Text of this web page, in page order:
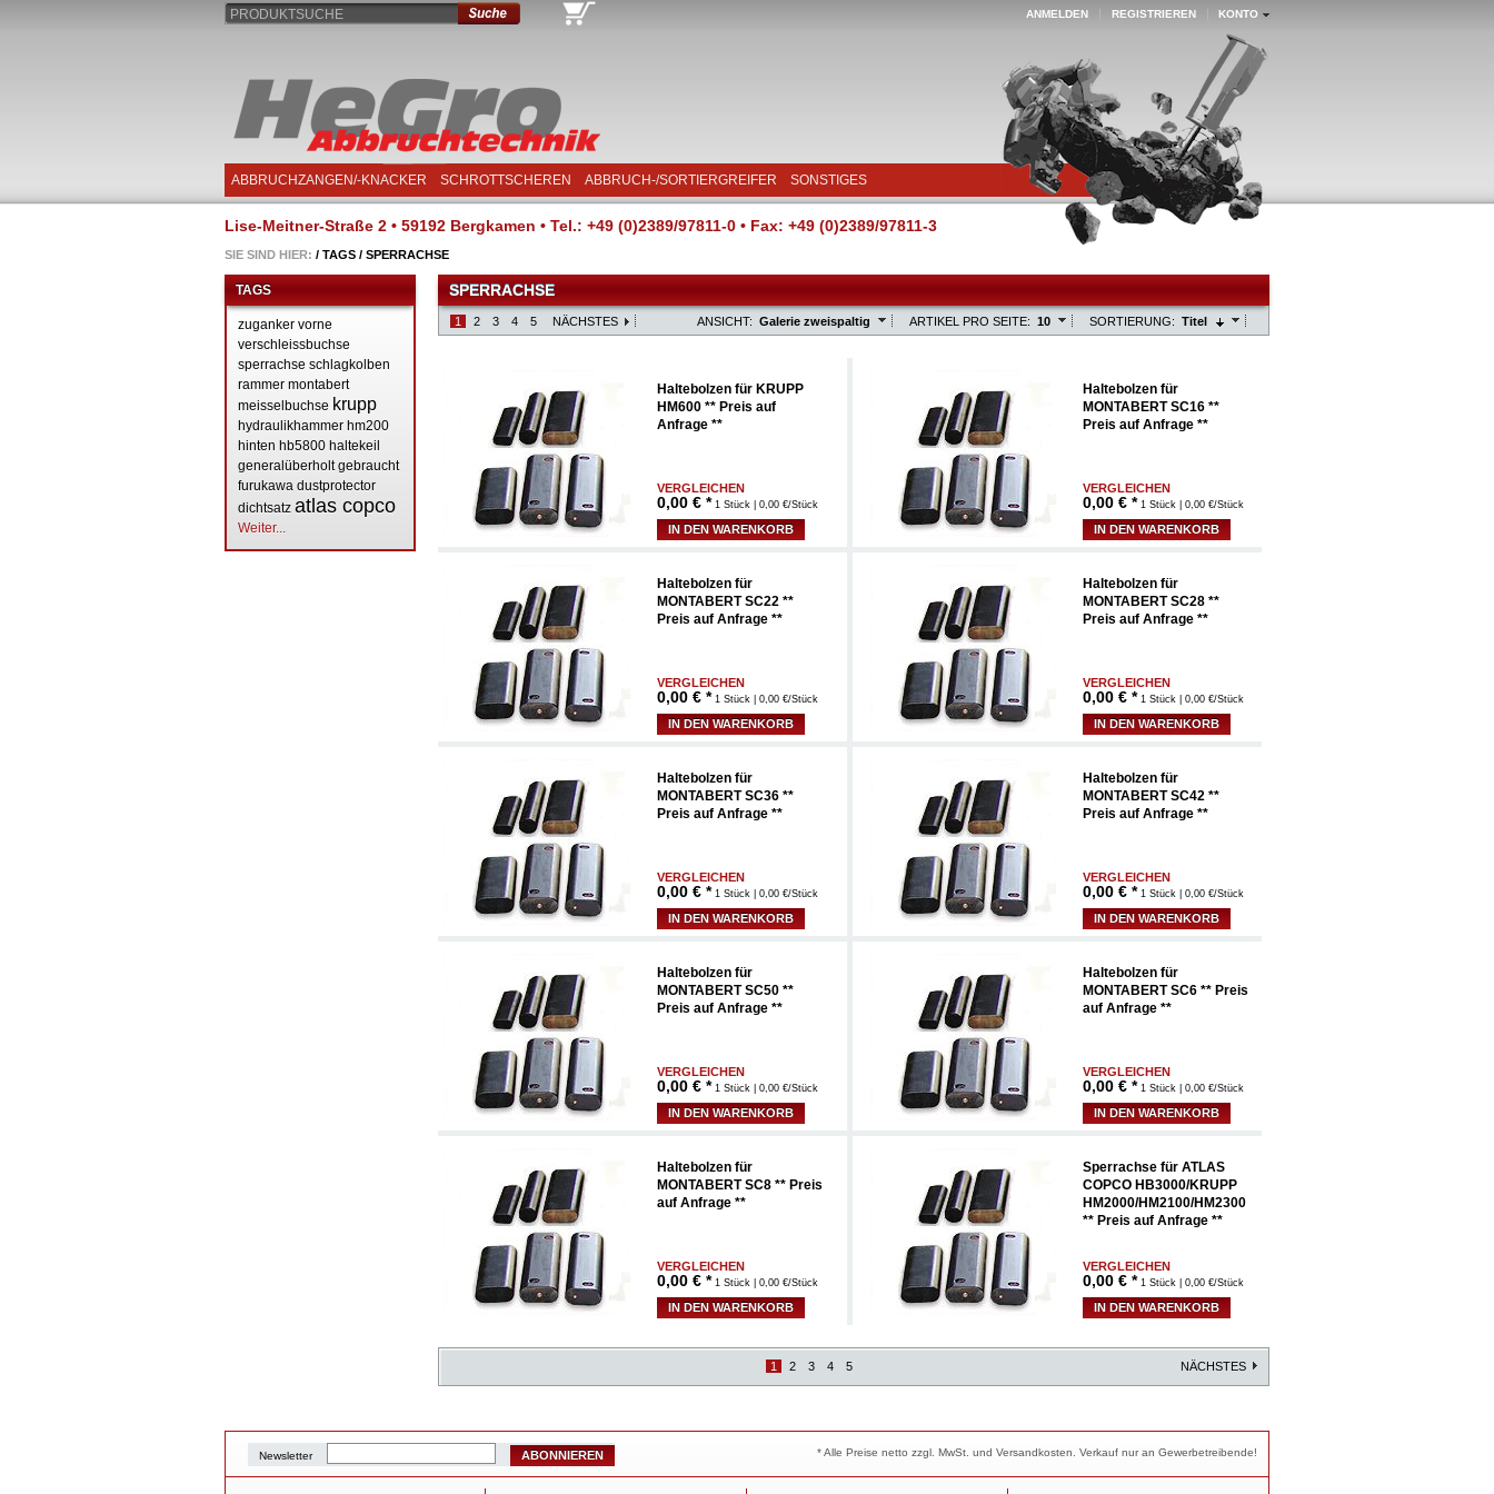
KONTO
ANMELDEN REGISTRIEREN
ABBRUCHZANGEN/-KNACKER SCHROTTSCHEREN ABBRUCH-/SORTIERGREIFER SONSTIGES
PRODUKTSUCHE
Lise-Meitner-Straße 2 • 59192 Bergkamen • Tel.: +49 (0)2389/97811-0 • Fax: +49 (0)2389/97811-3
SIE SIND HIER: / TAGS / SPERRACHSE
TAGS
zuganker vorne
verschleissbuchse
sperrachse schlagkolben
rammer montabert
meisselbuchse krupp
hydraulikhammer hm200
hinten hb5800 haltekeil
generalüberholt gebraucht
furukawa dustprotector
dichtsatz atlas copco
Weiter...
SPERRACHSE
1 2 3 4 5 NÄCHSTES SORTIERUNG: Titel
ARTIKEL PRO SEITE: 10
ANSICHT: Galerie zweispaltig
Haltebolzen für KRUPP
HM600 ** Preis auf
Anfrage **
VERGLEICHEN
0,00 € * 1 Stück | 0,00 €/Stück
IN DEN WARENKORB
Haltebolzen für
MONTABERT SC16 **
Preis auf Anfrage **
VERGLEICHEN
0,00 € * 1 Stück | 0,00 €/Stück
IN DEN WARENKORB
Haltebolzen für
MONTABERT SC22 **
Preis auf Anfrage **
VERGLEICHEN
0,00 € * 1 Stück | 0,00 €/Stück
IN DEN WARENKORB
Haltebolzen für
MONTABERT SC28 **
Preis auf Anfrage **
VERGLEICHEN
0,00 € * 1 Stück | 0,00 €/Stück
IN DEN WARENKORB
Haltebolzen für
MONTABERT SC36 **
Preis auf Anfrage **
VERGLEICHEN
0,00 € * 1 Stück | 0,00 €/Stück
IN DEN WARENKORB
Haltebolzen für
MONTABERT SC42 **
Preis auf Anfrage **
VERGLEICHEN
0,00 € * 1 Stück | 0,00 €/Stück
IN DEN WARENKORB
Haltebolzen für
MONTABERT SC50 **
Preis auf Anfrage **
VERGLEICHEN
0,00 € * 1 Stück | 0,00 €/Stück
IN DEN WARENKORB
Haltebolzen für
MONTABERT SC6 ** Preis
auf Anfrage **
VERGLEICHEN
0,00 € * 1 Stück | 0,00 €/Stück
IN DEN WARENKORB
Haltebolzen für
MONTABERT SC8 ** Preis
auf Anfrage **
VERGLEICHEN
0,00 € * 1 Stück | 0,00 €/Stück
IN DEN WARENKORB
Sperrachse für ATLAS
COPCO HB3000/KRUPP
HM2000/HM2100/HM2300
** Preis auf Anfrage **
VERGLEICHEN
0,00 € * 1 Stück | 0,00 €/Stück
IN DEN WARENKORB
1 2 3 4 5 NÄCHSTES
Newsletter ABONNIEREN * Alle Preise netto zzgl. MwSt. und Versandkosten. Verkauf nur an Gewerbetreibende!